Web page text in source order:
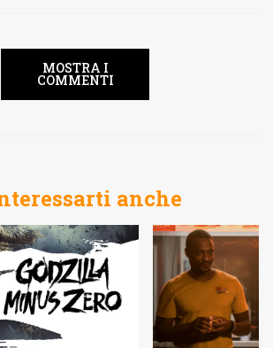
MOSTRA I
COMMENTI
anche